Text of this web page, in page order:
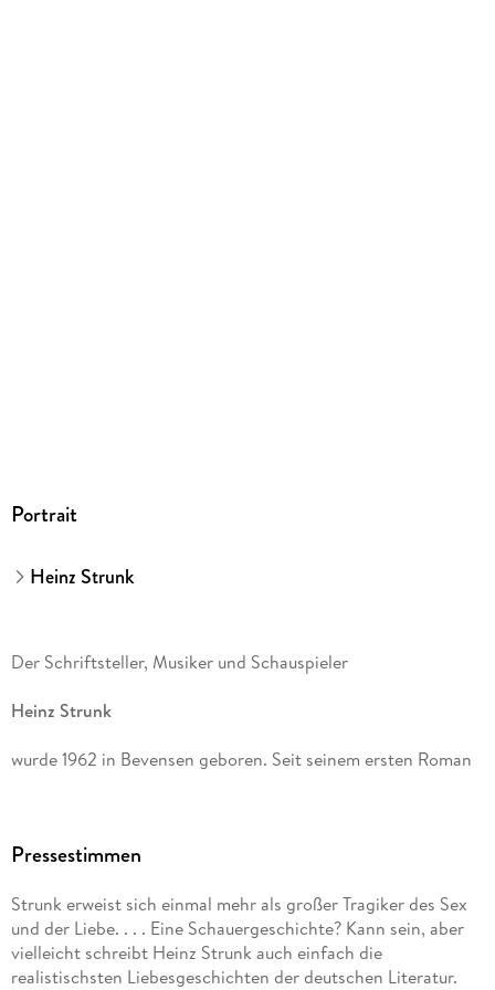
Portrait
Heinz Strunk
Der Schriftsteller, Musiker und Schauspieler
Heinz Strunk
wurde 1962 in Bevensen geboren. Seit seinem ersten Roman
hat er 16 weitere Bücher veröffentlicht.
Der goldene Handschuh
stand monatelang auf der Bestsellerliste; die Verfilmung lief
im Wettbewerb der Berlinale. 2016 wurde der Autor mit dem
Pressestimmen
Strunk erweist sich einmal mehr als großer Tragiker des Sex
und der Liebe. . . . Eine Schauergeschichte? Kann sein, aber
vielleicht schreibt Heinz Strunk auch einfach die
realistischsten Liebesgeschichten der deutschen Literatur.